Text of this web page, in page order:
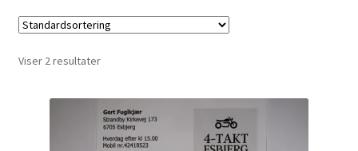
Blog
Solgte Maskiner
Video fra 4-takt Esbjerg
Viser 2 resultater